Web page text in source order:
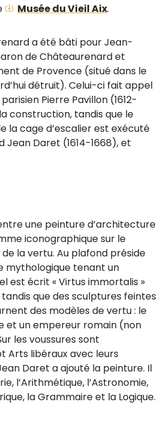
Musée du Vieil Aix.
a été bâti pour Jean-
de Châteaurenard et
de Provence (situé dans le
détruit). Celui-ci fait appel
Pierre Pavillon (1612-
construction, tandis que le
la cage d’escalier est exécuté
Jean Daret (1614-1668), et
une peinture d’architecture
iconographique sur le
la vertu. Au plafond préside
mythologique tenant un
est écrit « Virtus immortalis »
que des sculptures feintes
des modèles de vertu : le
et un empereur romain (non
les voussures sont
Arts libéraux avec leurs
Daret a ajouté la peinture. Il
l’Arithmétique, l’Astronomie,
la Grammaire et la Logique.